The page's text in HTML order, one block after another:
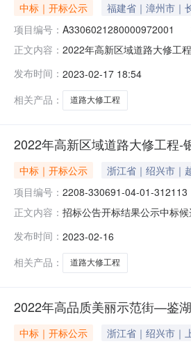
中标｜开标公示
福建省｜漳州市｜
项目编号： A3306021280000972001
正文内容： 2022年高新区域道路大修工
间
发布时间： 2023-02-17 18:54
相关产品：
道路大修工程
2022年高新区域道路大修工程-
中标｜开标公示
浙江省｜绍兴市｜
项目编号： 2208-330691-04-01-312113
正文内容： 招标公告开标结果公示中标
招标人:名称:绍兴高新技术产
发布时间： 2023-02-16
相关产品：
道路大修工程
2022年高品质美丽示范街—鉴
中标｜开标公示
浙江省｜绍兴市｜